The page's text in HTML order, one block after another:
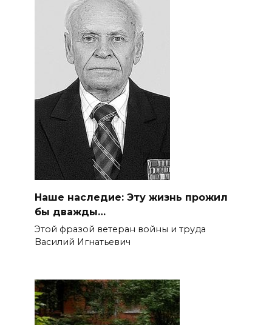
Наше наследие: Эту жизнь прожил
бы дважды…
Этой фразой ветеран войны и труда
Василий Игнатьевич